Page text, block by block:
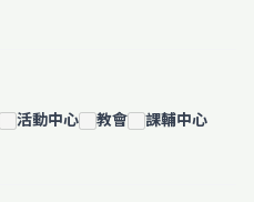
活動中心 教會
課輔中心